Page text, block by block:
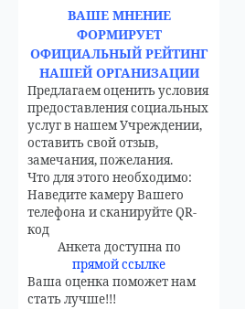
ВАШЕ МНЕНИЕ
ФОРМИРУЕТ
ОФИЦИАЛЬНЫЙ РЕЙТИНГ
НАШЕЙ ОРГАНИЗАЦИИ
Предлагаем оценить условия
предоставления социальных
услуг в нашем Учреждении,
оставить свой отзыв,
замечания, пожелания.
Что для этого необходимо:
Наведите камеру Вашего
телефона и сканируйте QR-
код
Анкета доступна по
прямой ссылке
Ваша оценка поможет нам
стать лучше!!!